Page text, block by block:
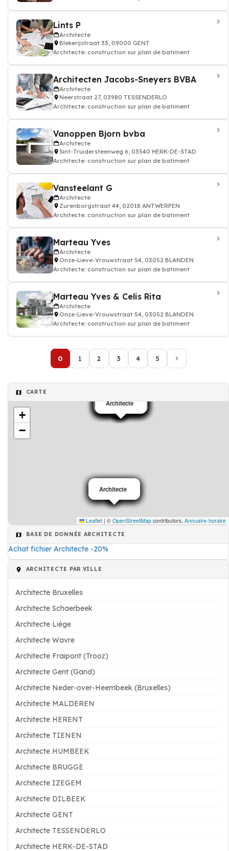
Lints P
Architecte
Blekerijstraat 33, 09000 GENT
Architecte: construction sur plan de batiment
Architecten Jacobs-Sneyers BVBA
Architecte
Neerstraat 27, 03980 TESSENDERLO
Architecte: construction sur plan de batiment
Vanoppen Bjorn bvba
Architecte
Sint-Truidersteenweg 6, 03540 HERK-DE-STAD
Architecte: construction sur plan de batiment
Vansteelant G
Architecte
Zurenborgstraat 44, 02018 ANTWERPEN
Architecte: construction sur plan de batiment
Marteau Yves
Architecte
Onze-Lieve-Vrouwstraat 54, 03052 BLANDEN
Architecte: construction sur plan de batiment
Marteau Yves & Celis Rita
Architecte
Onze-Lieve-Vrouwstraat 54, 03052 BLANDEN
Architecte: construction sur plan de batiment
0 1 2 3 4 5
CARTE
Architecte
Architecte
Architecte
Architecte
Architecte
Architecte
Architecte
Architecte
Architecte
Architecte
Architecte
Architecte
Architecte
Architecte
Architecte
Architecte
Architecte
Architecte
Architecte
Architecte
+
−
Leaflet | © OpenStreetMap contributors, Annuaire-horaire
BASE DE DONNÉE ARCHITECTE
Achat fichier Architecte -20%
ARCHITECTE PAR VILLE
Architecte Bruxelles
Architecte Schaerbeek
Architecte Liège
Architecte Wavre
Architecte Fraipont (Trooz)
Architecte Gent (Gand)
Architecte Neder-over-Heembeek (Bruxelles)
Architecte MALDEREN
Architecte HERENT
Architecte TIENEN
Architecte HUMBEEK
Architecte BRUGGE
Architecte IZEGEM
Architecte DILBEEK
Architecte GENT
Architecte TESSENDERLO
Architecte HERK-DE-STAD